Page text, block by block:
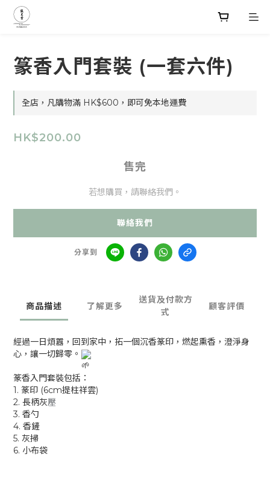
篆香入門套裝 (一套六件)
全店，凡購物滿 HK$600，即可免本地運費
HK$200.00
售完
若想購買，請聯絡我們。
聯絡我們
分享到
商品描述 了解更多
送貨及付款方
式
顧客評價
經過一日煩囂，回到家中，拓一個沉香篆印，燃起熏香，澄淨身
心，讓一切歸零。
篆香入門套裝包括：
1. 篆印 (6cm提柱祥雲)
2. 長柄灰壓
3. 香勺
4. 香鏟
5. 灰掃
6. 小布袋